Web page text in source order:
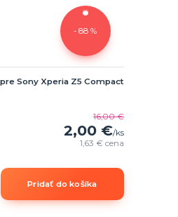
- 88 %
Sony Xperia Z5 Compact
16,00 €
2,00 €/ks
1,63 €cena
Pridať do košíka